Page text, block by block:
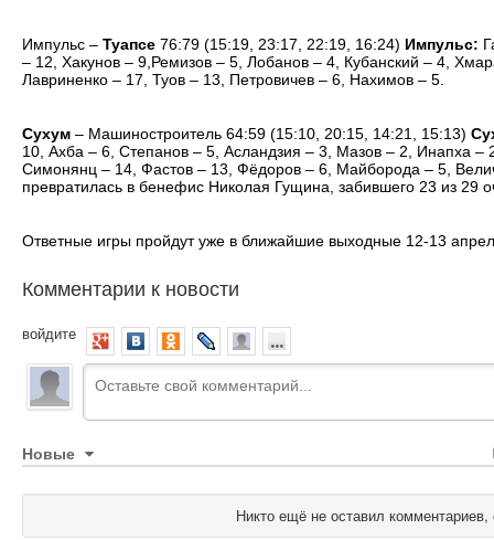
Импульс – Туапсе 76:79 (15:19, 23:17, 22:19, 16:24) Импульс:
– 12, Хакунов – 9,Ремизов – 5, Лобанов – 4, Кубанский – 4,
Лавриненко – 17, Туов – 13, Петровичев – 6, Нахимов – 5.
Сухум – Машиностроитель 64:59 (15:10, 20:15, 14:21, 15:13)
10, Ахба – 6, Степанов – 5, Асландзия – 3, Мазов – 2, Инапха –
Симонянц – 14, Фастов – 13, Фёдоров – 6, Майборода – 5,
превратилась в бенефис Николая Гущина, забившего 23 из 29
Ответные игры пройдут уже в ближайшие выходные 12-13
Комментарии к новости
войдите
Новые
Никто ещё не оставил комментариев,